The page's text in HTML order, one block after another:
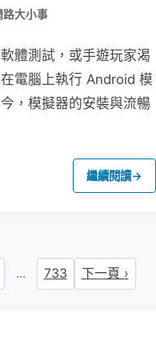
路大小事
體測試，或手遊玩家渴
電腦上執行 Android 模
，模擬器的安裝與流暢
繼續閱讀→
... 733 下一頁 ›